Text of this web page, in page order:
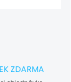
ZDARMA